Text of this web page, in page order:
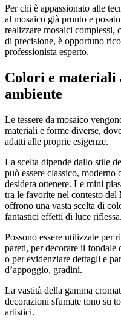
Per chi è appassionato alle
al mosaico già pronto e
realizzare mosaici complessi,
di precisione, è opportuno
professionista esperto.
Colori e materiali
ambiente
Le tessere da mosaico
materiali e forme diverse,
adatti alle proprie esigenze.
La scelta dipende dallo stile
può essere classico, moderno
desidera ottenere. Le mini
tra le favorite nel contesto del
offrono una vasta scelta di
fantastici effetti di luce riflessa.
Possono essere utilizzate per
pareti, per decorare il fondale
o per evidenziare dettagli e
d’appoggio, gradini.
La vastità della gamma
decorazioni sfumate tono su
artistici.